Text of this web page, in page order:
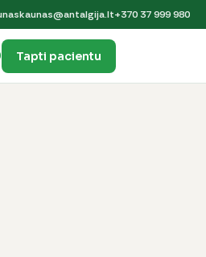
kaunas@antalgija.lt+370 37 999 980
Tapti pacientu